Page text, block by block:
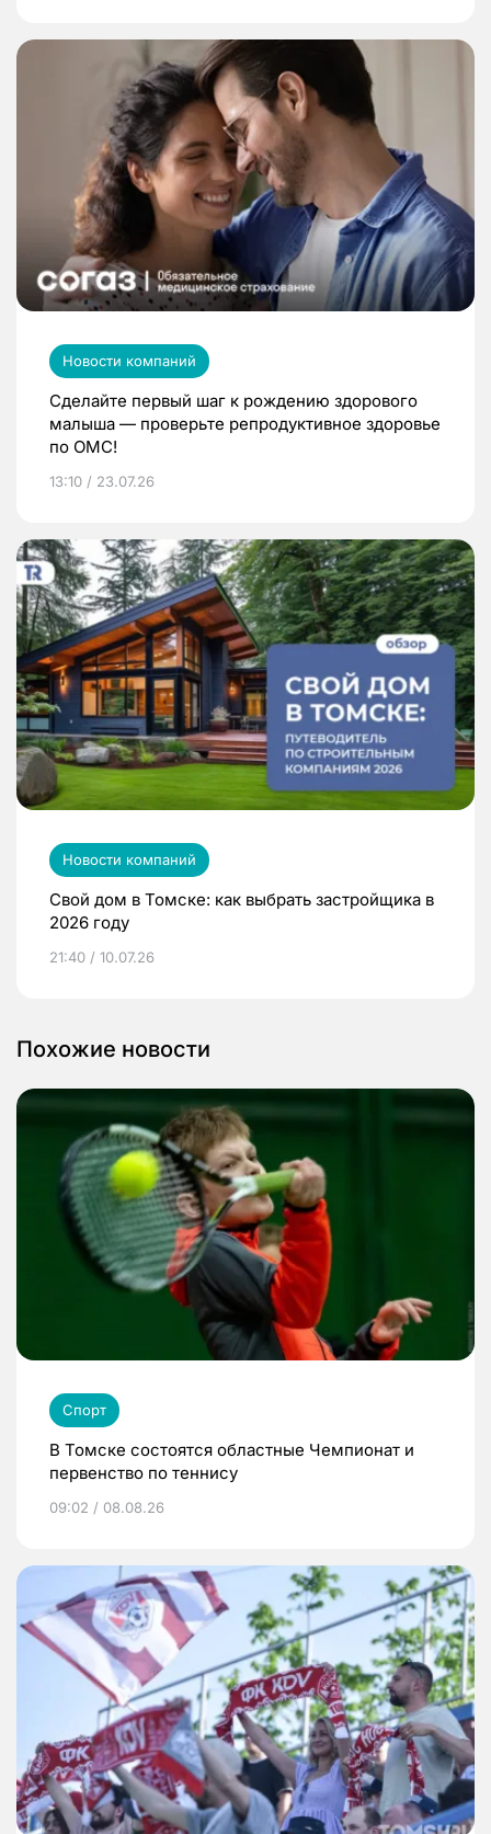
Новости компаний
Сделайте первый шаг к рождению здорового
малыша — проверьте репродуктивное здоровье
по ОМС!
13:10 / 23.07.26
Новости компаний
Свой дом в Томске: как выбрать застройщика в
2026 году
21:40 / 10.07.26
Похожие новости
Спорт
В Томске состоятся областные Чемпионат и
первенство по теннису
09:02 / 08.08.26